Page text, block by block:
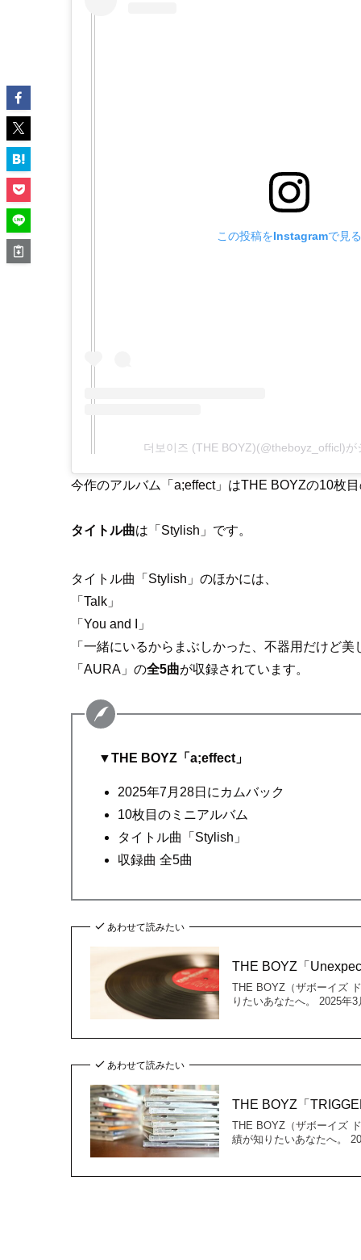
この投稿をInstagramで見る
더보이즈 (THE BOYZ)(@theboyz_officl)が
今作のアルバム「a;effect」はTHE BOYZの10枚
タイトル曲は「Stylish」です。
タイトル曲「Stylish」のほかには、
「Talk」
「You and I」
「一緒にいるからまぶしかった、不器用だけど美
「AURA」の全5曲が収録されています。
▼THE BOYZ「a;effect」
2025年7月28日にカムバック
10枚目のミニアルバム
タイトル曲「Stylish」
収録曲 全5曲
あわせて読みたい
THE BOYZ「
THE BOYZ（ザボーイズ
りたいあなたへ。 2025年
あわせて読みたい
THE BOYZ「
THE BOYZ（ザボーイズ
績が知りたいあなたへ。